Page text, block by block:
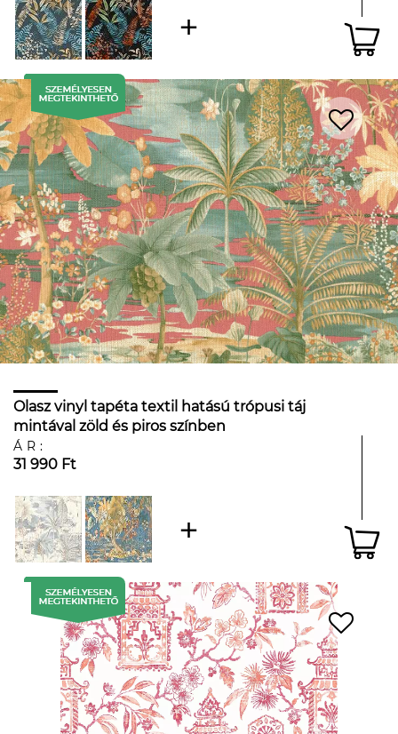
Olasz vinyl tapéta textil hatású trópusi táj
mintával zöld és piros színben
ÁR:
31 990 Ft